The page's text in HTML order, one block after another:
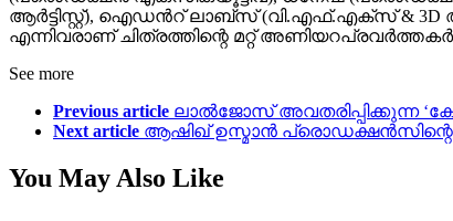
ആർട്ടിസ്റ്റ്), ഐഡൻറ് ലാബ്സ് (വി.എഫ്.എക്സ് & 3D
എന്നിവരാണ് ചിത്രത്തിന്റെ മറ്റ്
See more
Previous article ലാൽജോസ് അവതരിപ്പിക്കുന്ന
Next article ആഷിഖ് ഉസ്മാൻ പ്രൊഡക്ഷൻസിന്റെ
You May Also Like